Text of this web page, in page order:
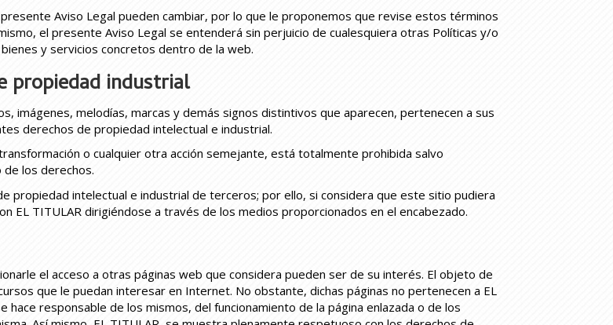
Aviso Legal pueden cambiar, por lo que le proponemos que revise estos términos
el presente Aviso Legal se entenderá sin perjuicio de cualesquiera otras Políticas y/o
y servicios concretos dentro de la web.
propiedad industrial
imágenes, melodías, marcas y demás signos distintivos que aparecen, pertenecen a sus
derechos de propiedad intelectual e industrial.
o cualquier otra acción semejante, está totalmente prohibida salvo
los derechos.
propiedad intelectual e industrial de terceros; por ello, si considera que este sitio pudiera
EL TITULAR dirigiéndose a través de los medios proporcionados en el encabezado.
el acceso a otras páginas web que considera pueden ser de su interés. El objeto de
que le puedan interesar en Internet. No obstante, dichas páginas no pertenecen a EL
hace responsable de los mismos, del funcionamiento de la página enlazada o de los